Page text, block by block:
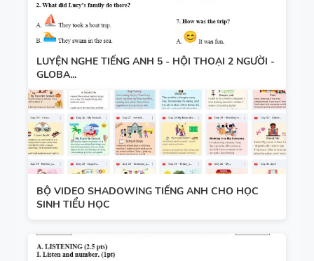
LUYỆN NGHE TIẾNG ANH 5 - HỘI THOẠI 2 NGƯỜI -
GLOBA...
BỘ VIDEO SHADOWING TIẾNG ANH CHO HỌC
SINH TIỂU HỌC